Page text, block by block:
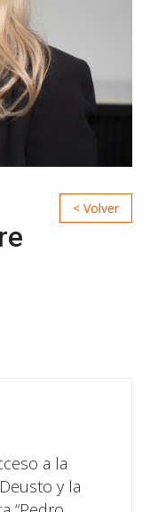
a la
y la